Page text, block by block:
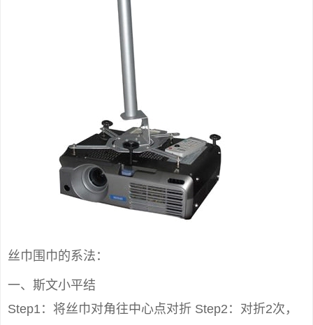
丝巾围巾的系法：
一、斯文小平结
Step1：将丝巾对角往中心点对折 Step2：对折2次，